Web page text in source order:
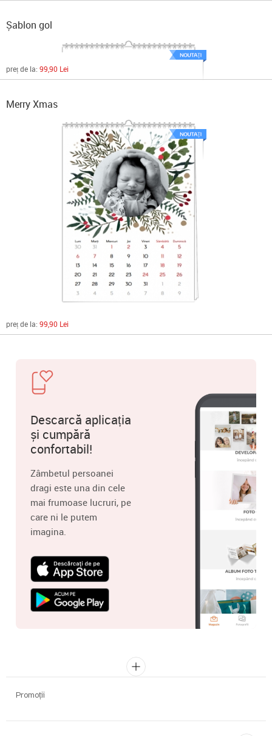
Șablon gol
preț de la: 99,90 Lei
Merry Xmas
preț de la: 99,90 Lei
Descarcă aplicația
și cumpără
confortabil!
Zâmbetul persoanei
dragi este una din cele
mai frumoase lucruri, pe
care ni le putem
imagina.
Promoții